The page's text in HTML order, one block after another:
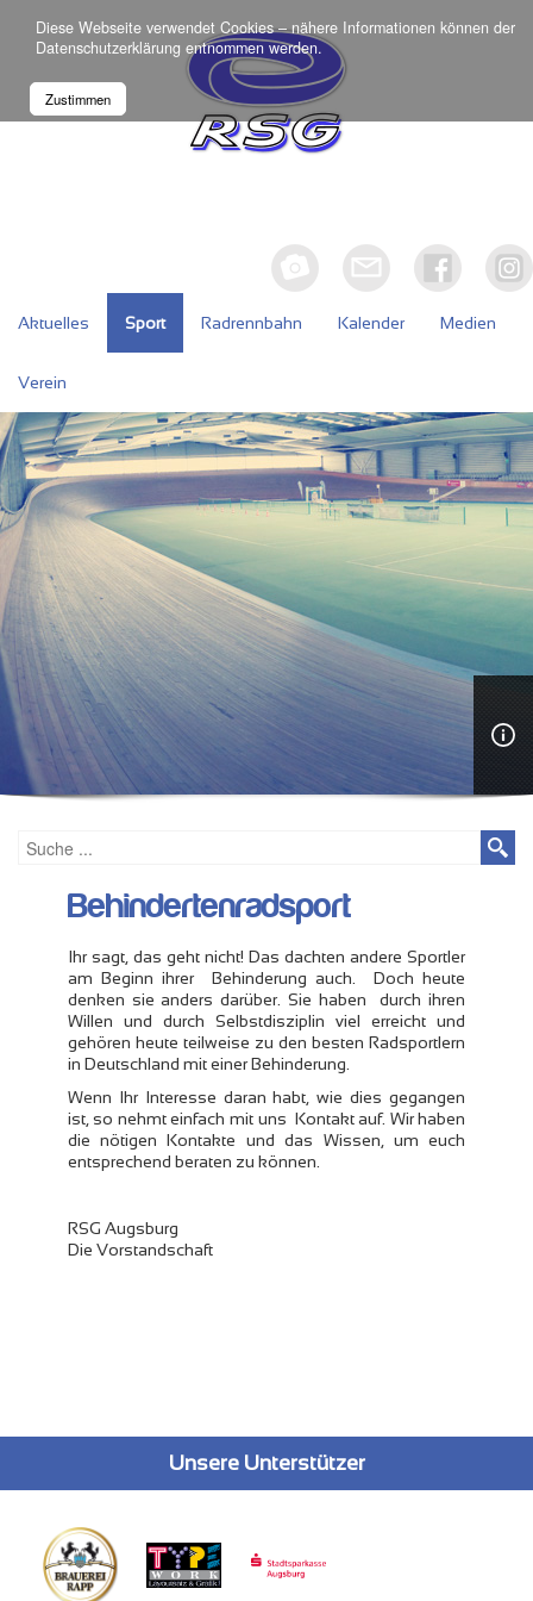
Diese Webseite verwendet Cookies – nähere Informationen können der
Datenschutzerklärung entnommen werden.
Zustimmen
Aktuelles Sport Radrennbahn Kalender Medien
Verein
Behindertenradsport
Ihr sagt, das geht nicht! Das dachten andere Sportler
am Beginn ihrer Behinderung auch. Doch heute
denken sie anders darüber. Sie haben durch ihren
Willen und durch Selbstdisziplin viel erreicht und
gehören heute teilweise zu den besten Radsportlern
in Deutschland mit einer Behinderung.
Wenn Ihr Interesse daran habt, wie dies gegangen
ist, so nehmt einfach mit uns Kontakt auf. Wir haben
die nötigen Kontakte und das Wissen, um euch
entsprechend beraten zu können.
RSG Augsburg
Die Vorstandschaft
Unsere Unterstützer